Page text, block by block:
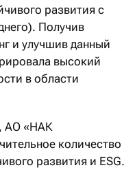
развития с
Получив
и улучшив данный
высокий
в области
АО «НАК
количество
развития и ESG.